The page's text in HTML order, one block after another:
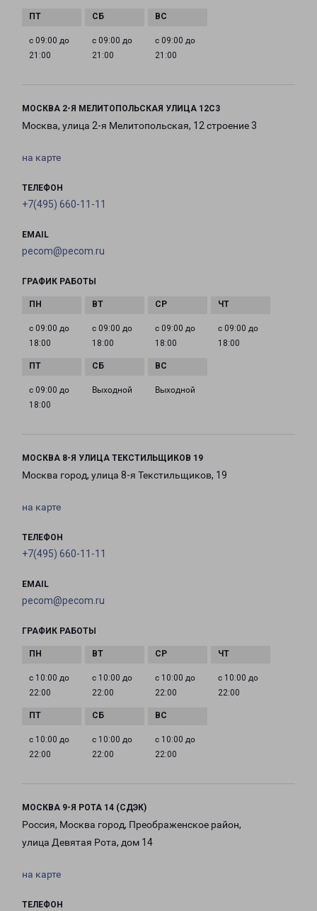
с 09:00 до
21:00
с 09:00 до
21:00
с 09:00 до
21:00
МОСКВА 2-Я МЕЛИТОПОЛЬСКАЯ УЛИЦА 12С3
Москва, улица 2-я Мелитопольская, 12 строение 3
на карте
ТЕЛЕФОН
+7(495) 660-11-11
EMAIL
pecom@pecom.ru
ГРАФИК РАБОТЫ
с 09:00 до
18:00
с 09:00 до
18:00
с 09:00 до
18:00
с 09:00 до
18:00
с 09:00 до
18:00
Выходной Выходной
МОСКВА 8-Я УЛИЦА ТЕКСТИЛЬЩИКОВ 19
Москва город, улица 8-я Текстильщиков, 19
на карте
ТЕЛЕФОН
+7(495) 660-11-11
EMAIL
pecom@pecom.ru
ГРАФИК РАБОТЫ
с 10:00 до
22:00
с 10:00 до
22:00
с 10:00 до
22:00
с 10:00 до
22:00
с 10:00 до
22:00
с 10:00 до
22:00
с 10:00 до
22:00
МОСКВА 9-Я РОТА 14 (СДЭК)
Россия, Москва город, Преображенское район,
улица Девятая Рота, дом 14
на карте
ТЕЛЕФОН